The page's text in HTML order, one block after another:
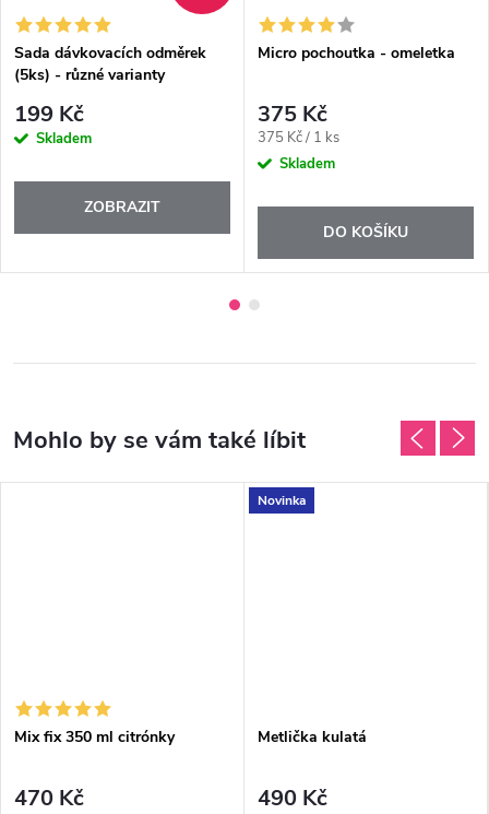
Sada dávkovacích odměrek
(5ks) - různé varianty
199 Kč
Skladem
ZOBRAZIT
Micro pochoutka - omeletka
375 Kč
Měrná
cena:
375 Kč / 1 ks
Skladem
DO KOŠÍKU
Mix fix 350 ml citrónky
470 Kč
Novinka
Metlička kulatá
490 Kč